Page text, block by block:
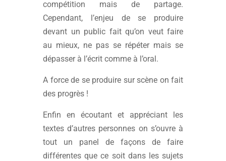
compétition mais de partage.
Cependant, l’enjeu de se produire
devant un public fait qu’on veut faire
au mieux, ne pas se répéter mais se
dépasser à l’écrit comme à l’oral.
A force de se produire sur scène on fait
des progrès !
Enfin en écoutant et appréciant les
textes d’autres personnes on s’ouvre à
tout un panel de façons de faire
différentes que ce soit dans les sujets